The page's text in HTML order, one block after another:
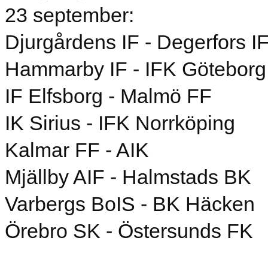
23 september:
Djurgårdens IF - Degerfors
Hammarby IF - IFK Göteborg
IF Elfsborg - Malmö FF
IK Sirius - IFK Norrköping
Kalmar FF - AIK
Mjällby AIF - Halmstads BK
Varbergs BoIS - BK Häcken
Örebro SK - Östersunds FK